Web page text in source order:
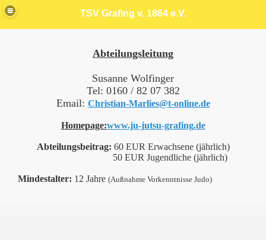
TSV Grafing v. 1864 e.V.
Abteilungsleitung
Susanne Wolfinger
Tel: 0160 / 82 07 382
Email: Christian-Marlies@t-online.de
Homepage:www.ju-jutsu-grafing.de
Abteilungsbeitrag: 60 EUR Erwachsene (jährlich)
50 EUR Jugendliche (jährlich)
Mindestalter: 12 Jahre (Außnahme Vorkenntnisse Judo)